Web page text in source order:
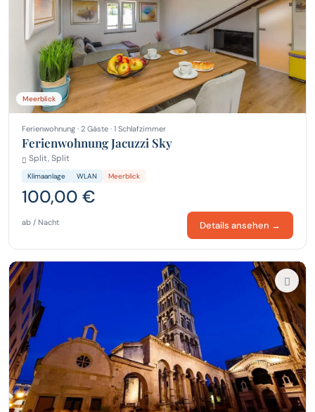
Meerblick
Ferienwohnung · 2 Gäste · 1 Schlafzimmer
Ferienwohnung Jacuzzi Sky
Split, Split
Klimaanlage WLAN Meerblick
100,00 €
ab / Nacht Details ansehen →